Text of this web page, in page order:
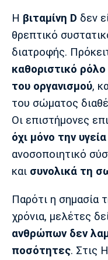
Πολιτισμός
Τραγούδια
Cine Spot
Running
Media
Παρασκήνιο
Πρόγραμμα TV
Ιωνικός
Μπαρτσελόνα
Μάντσεστερ
Γιουνάιτεντ
Η βιταμίνη D δεν
θρεπτικό
διατροφής.
καθοριστικό
του οργανισμού,
του σώματος
Οι επιστήμονες
όχι μόνο την
ανοσοποιητικό
και συνολικά τη
Παρότι η σημασία
χρόνια, μελέτες
ανθρώπων δεν
ποσότητες. Στις